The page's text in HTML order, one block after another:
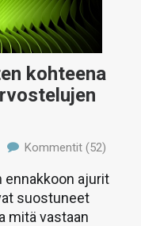
kohteena
Kommentit (52)
ennakkoon ajurit
suostuneet
mitä vastaan